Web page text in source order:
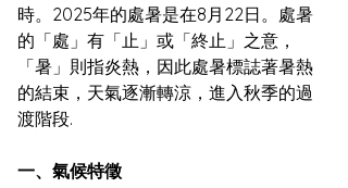
時。2025年的處暑是在8月22日。處暑
的「處」有「止」或「終止」之意，
「暑」則指炎熱，因此處暑標誌著暑熱
的結束，天氣逐漸轉涼，進入秋季的過
渡階段.
一、氣候特徵